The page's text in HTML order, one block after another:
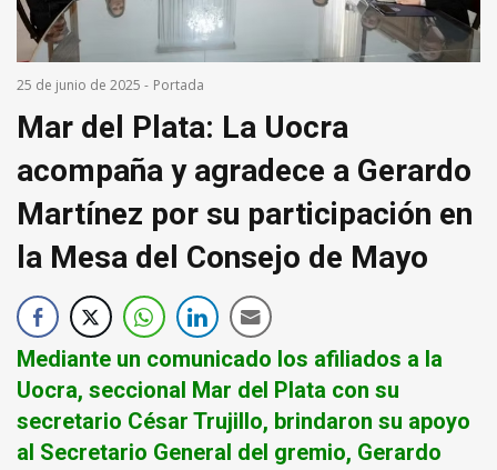
25 de junio de 2025 - Portada
Mar del Plata: La Uocra
acompaña y agradece a Gerardo
Martínez por su participación en
la Mesa del Consejo de Mayo
Mediante un comunicado los afiliados a la
Uocra, seccional Mar del Plata con su
secretario César Trujillo, brindaron su apoyo
al Secretario General del gremio, Gerardo